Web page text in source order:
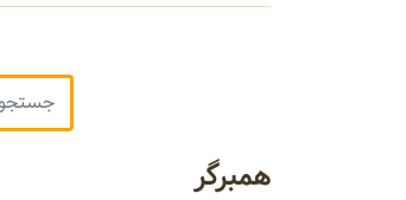
همبرگر